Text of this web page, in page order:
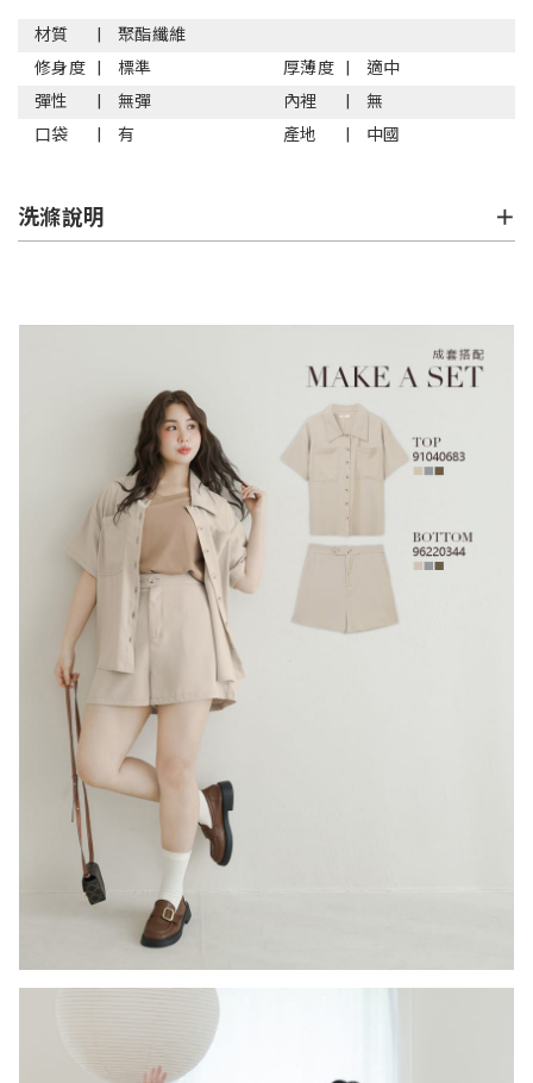
材質
聚酯纖維
修身度
標準 厚薄度
適中
彈性
無彈 內裡
無
口袋
有 產地 中國
洗滌說明